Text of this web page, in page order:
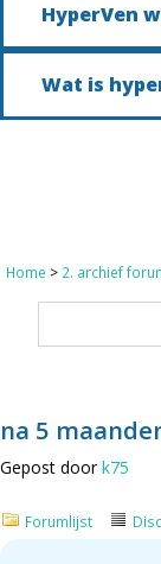
HyperVen
Wat is
Home > 2. archief
na 5
Gepost doork75
Forumlijst